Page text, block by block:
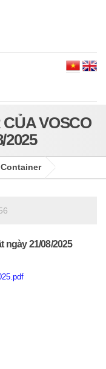
VOSCO
2025
ngày 21/08/2025